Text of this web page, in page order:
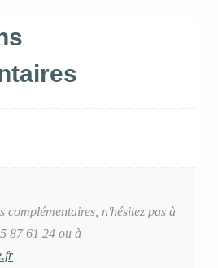
complémentaires, n'hésitez pas à
87 61 24 ou à